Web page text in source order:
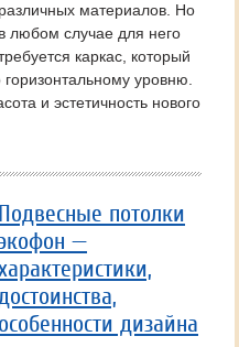
различных материалов. Но
в любом случае для него
каркас, который
уровню.
и эстетичность нового
Подвесные потолки
—
особенности дизайна